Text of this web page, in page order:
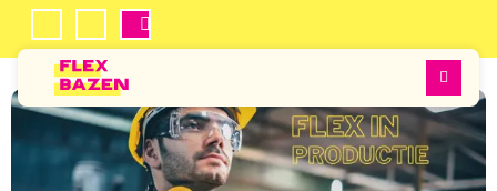
FlexbazenFavorieten